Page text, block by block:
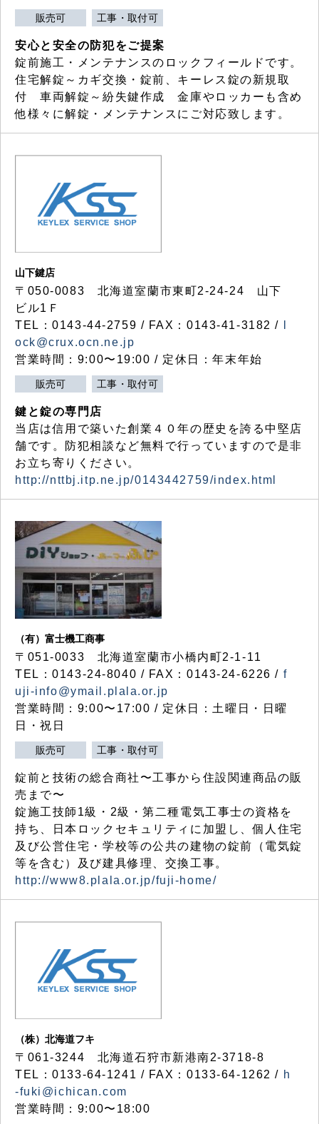
販売可 工事・取付可
安心と安全の防犯をご提案
錠前施工・メンテナンスのロックフィールドです。
住宅解錠～カギ交換・錠前、キーレス錠の新規取
付 車両解錠～紛失鍵作成 金庫やロッカーも含め
他様々に解錠・メンテナンスにご対応致します。
山下鍵店
〒050-0083 北海道室蘭市東町2-24-24 山下
ビル1Ｆ
TEL：0143-44-2759 / FAX：0143-41-3182 /
ock@crux.ocn.ne.jp
営業時間：9:00〜19:00 / 定休日：年末年始
販売可 工事・取付可
鍵と錠の専門店
当店は信用で築いた創業４０年の歴史を誇る中堅店
舗です。防犯相談など無料で行っていますので是非
お立ち寄りください。
http://nttbj.itp.ne.jp/0143442759/index.html
（有）富士機工商事
〒051-0033 北海道室蘭市小橋内町2-1-11
TEL：0143-24-8040 / FAX：0143-24-6226 / f
uji-info@ymail.plala.or.jp
営業時間：9:00〜17:00 / 定休日：土曜日・日曜
日・祝日
販売可 工事・取付可
錠前と技術の総合商社〜工事から住設関連商品の販
売まで〜
錠施工技師1級・2級・第二種電気工事士の資格を
持ち、日本ロックセキュリティに加盟し、個人住宅
及び公営住宅・学校等の公共の建物の錠前（電気錠
等を含む）及び建具修理、交換工事。
http://www8.plala.or.jp/fuji-home/
（株）北海道フキ
〒061-3244 北海道石狩市新港南2-3718-8
TEL：0133-64-1241 / FAX：0133-64-1262 / h
-fuki@ichican.com
営業時間：9:00〜18:00